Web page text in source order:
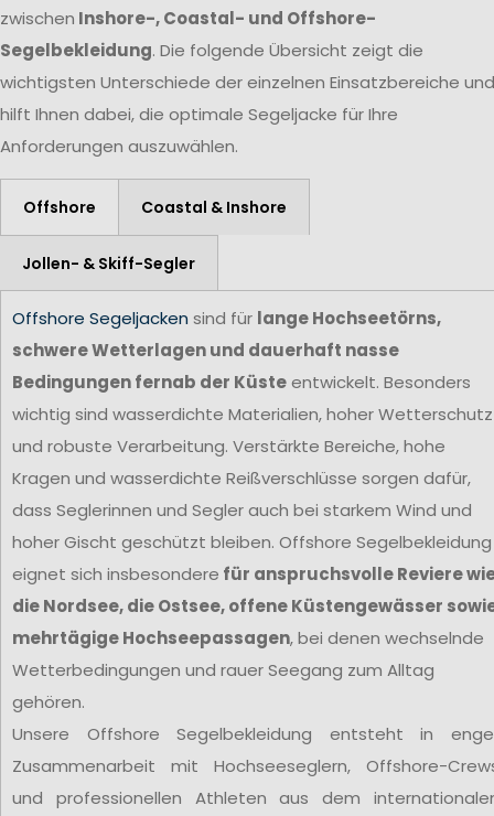
zwischen Inshore-, Coastal- und Offshore-
Segelbekleidung. Die folgende Übersicht zeigt die
wichtigsten Unterschiede der einzelnen Einsatzbereiche und
hilft Ihnen dabei, die optimale Segeljacke für Ihre
Anforderungen auszuwählen.
Offshore Coastal & Inshore
Jollen- & Skiff-Segler
Offshore Segeljacken sind für lange Hochseetörns,
schwere Wetterlagen und dauerhaft nasse
Bedingungen fernab der Küsteentwickelt. Besonders
wichtig sind wasserdichte Materialien, hoher Wetterschutz
und robuste Verarbeitung. Verstärkte Bereiche, hohe
Kragen und wasserdichte Reißverschlüsse sorgen dafür,
dass Seglerinnen und Segler auch bei starkem Wind und
hoher Gischt geschützt bleiben. Offshore Segelbekleidung
eignet sich insbesondere für anspruchsvolle Reviere
die Nordsee, die Ostsee, offene Küstengewässer
mehrtägige Hochseepassagen, bei denen wechselnde
Wetterbedingungen und rauer Seegang zum Alltag
gehören.
Unsere Offshore Segelbekleidung entsteht in
Zusammenarbeit mit Hochseeseglern, Offshore-
und professionellen Athleten aus dem